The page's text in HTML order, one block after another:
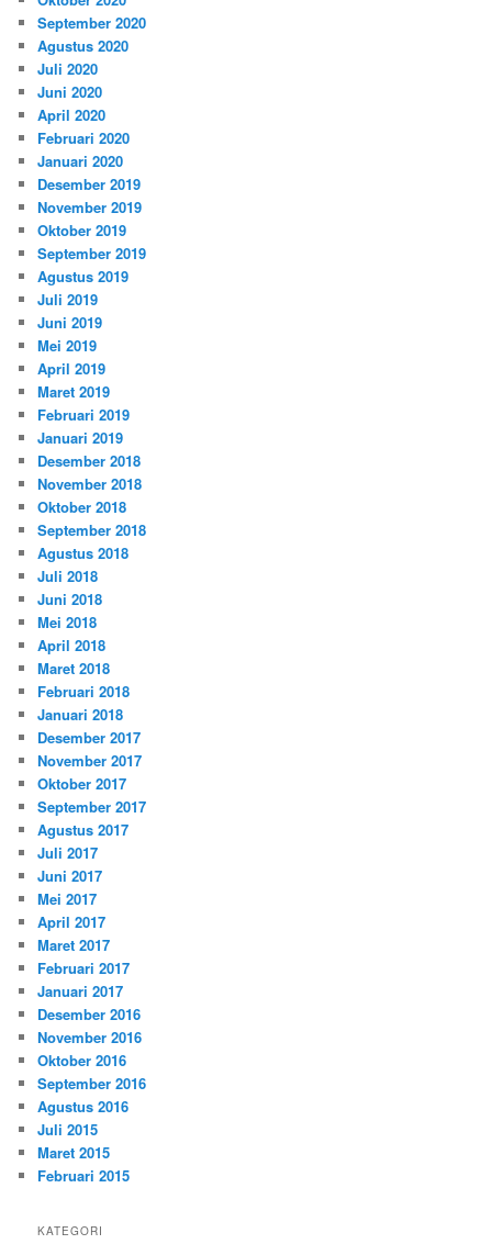
September 2020
Agustus 2020
Juli 2020
Juni 2020
April 2020
Februari 2020
Januari 2020
Desember 2019
November 2019
Oktober 2019
September 2019
Agustus 2019
Juli 2019
Juni 2019
Mei 2019
April 2019
Maret 2019
Februari 2019
Januari 2019
Desember 2018
November 2018
Oktober 2018
September 2018
Agustus 2018
Juli 2018
Juni 2018
Mei 2018
April 2018
Maret 2018
Februari 2018
Januari 2018
Desember 2017
November 2017
Oktober 2017
September 2017
Agustus 2017
Juli 2017
Juni 2017
Mei 2017
April 2017
Maret 2017
Februari 2017
Januari 2017
Desember 2016
November 2016
Oktober 2016
September 2016
Agustus 2016
Juli 2015
Maret 2015
Februari 2015
KATEGORI